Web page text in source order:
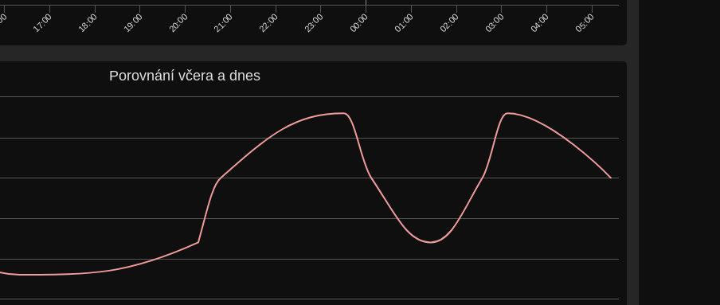
17:00 18:00 19:00 20:00 21:00 22:00 23:00 00:00 01:00 02:00 03:00 04:00 05:00
Porovnání včera a dnes